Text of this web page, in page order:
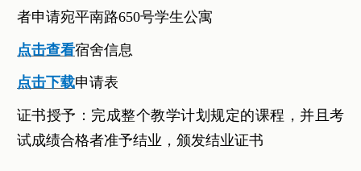
者申请宛平南路650号学生公寓
点击查看宿舍信息
点击下载申请表
证书授予：完成整个教学计划规定的课程，并且考
试成绩合格者准予结业，颁发结业证书